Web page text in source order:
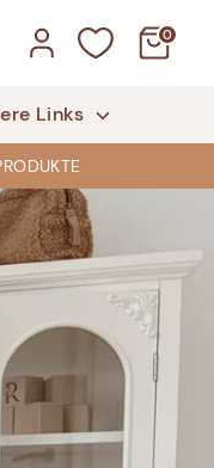
0
Links